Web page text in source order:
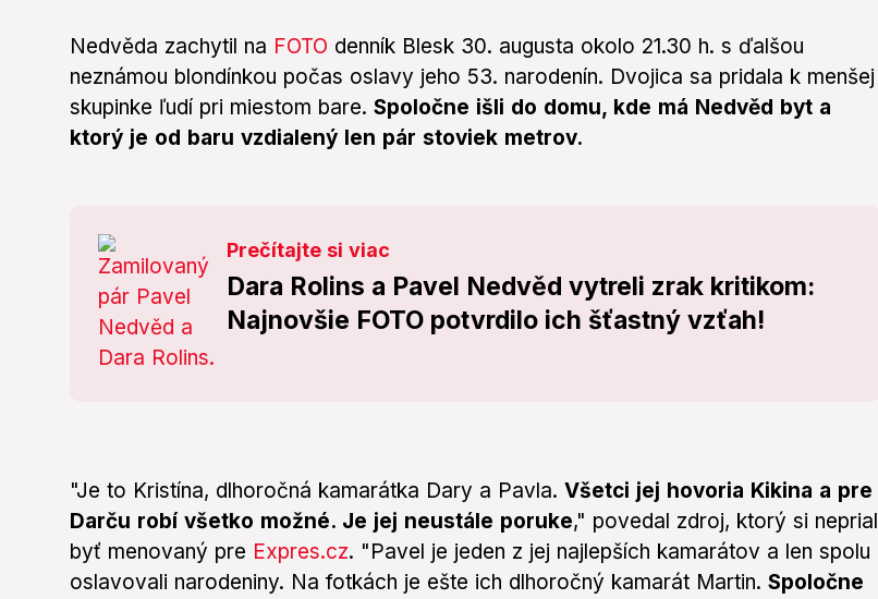
minutes,
29
secondsVolume
Nedvěda zachytil na FOTO denník Blesk 30. augusta okolo 21.30 h. s ďalšou
neznámou blondínkou počas oslavy jeho 53. narodenín. Dvojica sa pridala k menšej
skupinke ľudí pri miestom bare. Spoločne išli do domu, kde má Nedvěd byt a
ktorý je od baru vzdialený len pár stoviek metrov.
Prečítajte si viac
Dara Rolins a Pavel Nedvěd vytreli zrak kritikom:
Najnovšie FOTO potvrdilo ich šťastný vzťah!
"Je to Kristína, dlhoročná kamarátka Dary a Pavla. Všetci jej hovoria Kikina a pre
Darču robí všetko možné. Je jej neustále poruke," povedal zdroj, ktorý si neprial
byť menovaný pre Expres.cz. "Pavel je jeden z jej najlepších kamarátov a len spolu
oslavovali narodeniny. Na fotkách je ešte ich dlhoročný kamarát Martin. Spoločne